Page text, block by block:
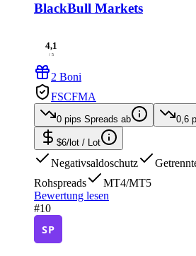
BlackBull Markets
4,1
/ 5
2 Boni
FSCFMA
0 pips Spreads ab 0,6
$6/lot / Lot
Negativsaldoschutz
Rohspreads
MT4/MT5
Bewertung lesen
#10